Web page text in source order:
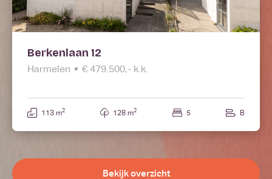
Berkenlaan 12
Harmelen € 479.500,- k.k.
113 m2 128 m2 5 B
Bekijk overzicht